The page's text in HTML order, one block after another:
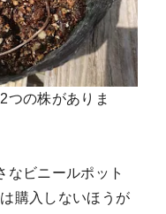
つの株がありま
なビニールポット
購入しないほうが